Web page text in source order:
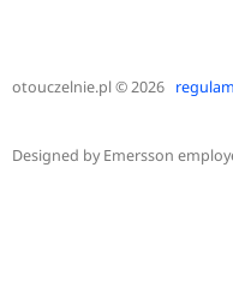
otouczelnie.pl© 2026
Designed byEmersson